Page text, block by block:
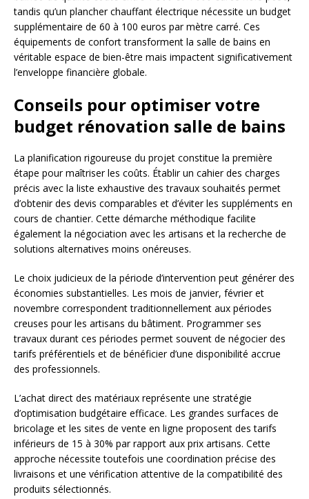
tandis qu’un plancher chauffant électrique nécessite un budget
supplémentaire de 60 à 100 euros par mètre carré. Ces
équipements de confort transforment la salle de bains en
véritable espace de bien-être mais impactent significativement
l’enveloppe financière globale.
Conseils pour optimiser votre
budget rénovation salle de bains
La planification rigoureuse du projet constitue la première
étape pour maîtriser les coûts. Établir un cahier des charges
précis avec la liste exhaustive des travaux souhaités permet
d’obtenir des devis comparables et d’éviter les suppléments en
cours de chantier. Cette démarche méthodique facilite
également la négociation avec les artisans et la recherche de
solutions alternatives moins onéreuses.
Le choix judicieux de la période d’intervention peut générer des
économies substantielles. Les mois de janvier, février et
novembre correspondent traditionnellement aux périodes
creuses pour les artisans du bâtiment. Programmer ses
travaux durant ces périodes permet souvent de négocier des
tarifs préférentiels et de bénéficier d’une disponibilité accrue
des professionnels.
L’achat direct des matériaux représente une stratégie
d’optimisation budgétaire efficace. Les grandes surfaces de
bricolage et les sites de vente en ligne proposent des tarifs
inférieurs de 15 à 30% par rapport aux prix artisans. Cette
approche nécessite toutefois une coordination précise des
livraisons et une vérification attentive de la compatibilité des
produits sélectionnés.